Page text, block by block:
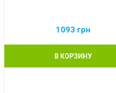
1093 грн
В КОРЗИНУ